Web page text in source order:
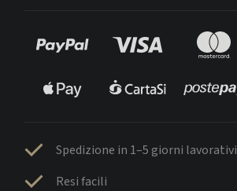
Spedizione in 1–5 giorni lavorativi
Resi facili